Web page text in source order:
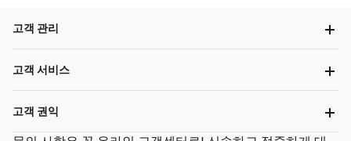
고객 관리
고객 서비스
고객 권익